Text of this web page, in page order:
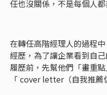
任也沒關係，不是每個人
在轉任高階經理人的過程
經歷，為了讓企業看到自
履歷前，先幫他們「畫重
「 cover letter（自我推薦